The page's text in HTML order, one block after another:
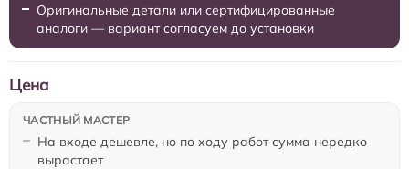
Оригинальные детали или сертифицированные
аналоги — вариант согласуем до установки
На входе дешевле, но по ходу работ сумма нередко
вырастает
Цена